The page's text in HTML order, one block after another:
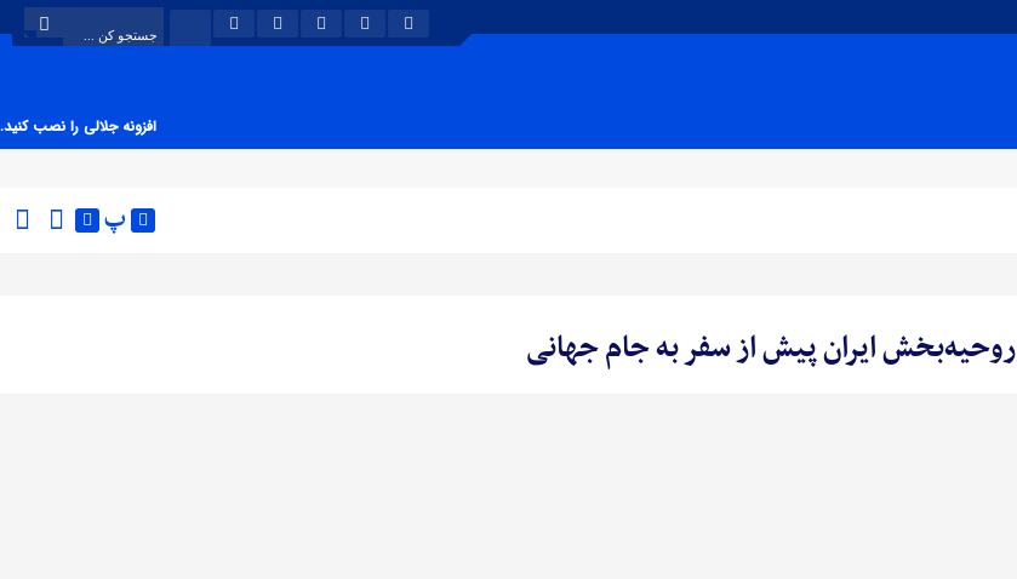
افزونه جلالی را نصب کنید.
پ
ایران پیش از سفر به جام جهانی